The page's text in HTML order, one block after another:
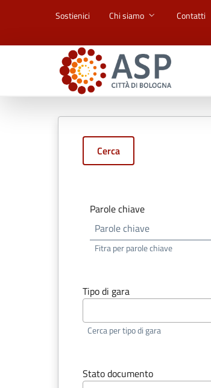
Sostienici Chi siamo Contatti
Cerca
Parole chiave
Fitra per parole chiave
Tipo di gara
Cerca per tipo di gara
Stato documento